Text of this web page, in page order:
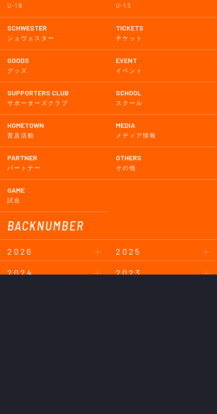
U-18 U-15
SCHWESTER
シュヴェスター
TICKETS
チケット
GOODS
グッズ
EVENT
イベント
SUPPORTERS CLUB
サポーターズクラブ
SCHOOL
スクール
HOMETOWN
普及活動
MEDIA
メディア情報
PARTNER
パートナー
OTHERS
その他
GAME
試合
BACKNUMBER
2026
2025
2024
2023